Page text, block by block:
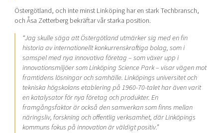
Östergötland, och inte minst Linköping har en stark Techbransch,
och Åsa Zetterberg bekräftar vår starka position.
“Jag skulle säga att Östergötland utmärker sig med en fin
historia av internationellt konkurrenskraftiga bolag, som i
samspel med nya innovativa företag – som växer upp i
innovationsmiljöer som Linköping Science Park – visar vägen mot
framtidens lösningar och samhälle. Linköpings universitet och
tekniska högskolans etablering på 1960-70-talet har även varit
en katalysator för nya företag och produkter. En
framgångsfaktor är också den samverkan som finns mellan
näringsliv, forskning och offentlig verksamhet, där Linköpings
kommuns fokus på innovation är väldigt positiv.”